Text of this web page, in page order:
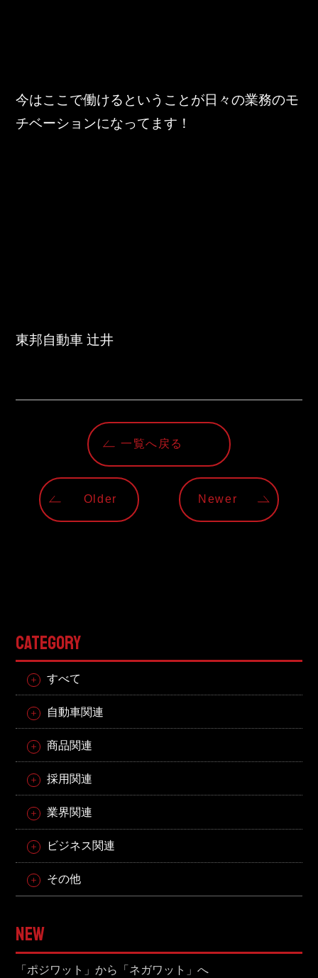
今はここで働けるということが日々の業務のモ
チベーションになってます！
東邦自動車 辻井
一覧へ戻る
Older Newer
CATEGORY
すべて
自動車関連
商品関連
採用関連
業界関連
ビジネス関連
その他
NEW
「ポジワット」から「ネガワット」へ